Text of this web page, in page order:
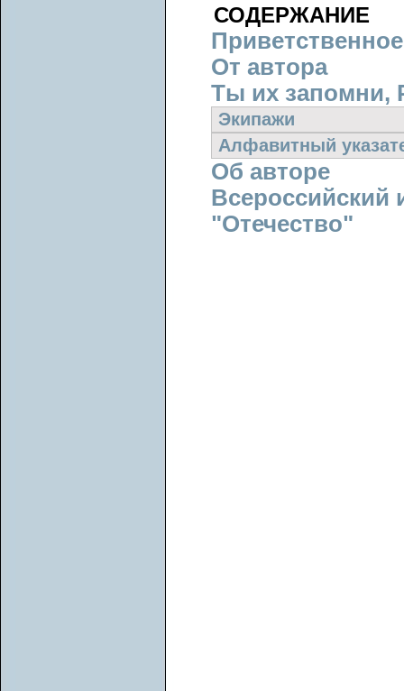
СОДЕРЖАНИЕ
От автора
Ты их запомни,
Экипажи
Алфавитный
Об авторе
"Отечество"